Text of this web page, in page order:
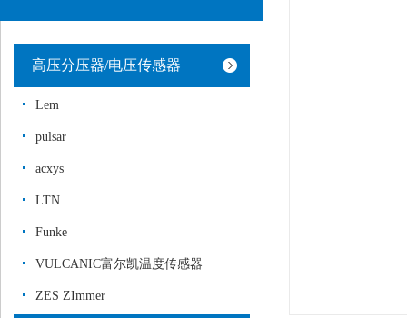
高压分压器/电压传感器
Lem
pulsar
acxys
LTN
Funke
VULCANIC富尔凯温度传感器
ZES ZImmer